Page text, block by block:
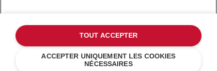
forme du robot pâtissier multifonction sont des marques
commerciales aux États-Unis et ailleurs.
Gérer mes cookies
Politique de confidentialité
Politique en matière de cookies
ACCEPTER UNIQUEMENT LES COOKIES
NÉCESSAIRES
TOUT ACCEPTER